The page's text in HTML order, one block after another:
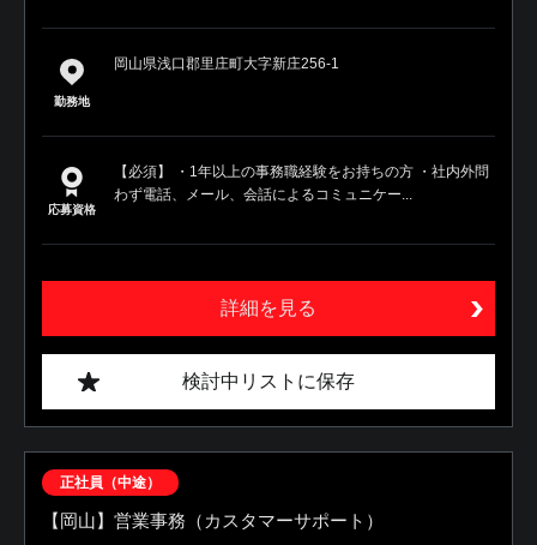
勤務地
岡山県浅口郡里庄町大字新庄256-1
応募資格
【必須】 ・1年以上の事務職経験をお持ちの方 ・社内外問
わず電話、メール、会話によるコミュニケー...
詳細を見る
検討中リストに保存
正社員（中途）
【岡山】営業事務（カスタマーサポート）